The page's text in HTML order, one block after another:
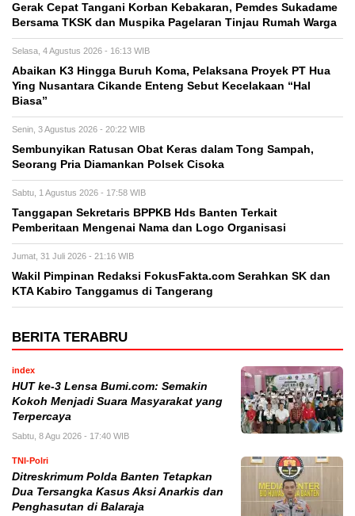
Gerak Cepat Tangani Korban Kebakaran, Pemdes Sukadame
Bersama TKSK dan Muspika Pagelaran Tinjau Rumah Warga
Selasa, 4 Agustus 2026 - 16:13 WIB
Abaikan K3 Hingga Buruh Koma, Pelaksana Proyek PT Hua
Ying Nusantara Cikande Enteng Sebut Kecelakaan “Hal
Biasa”
Senin, 3 Agustus 2026 - 20:22 WIB
Sembunyikan Ratusan Obat Keras dalam Tong Sampah,
Seorang Pria Diamankan Polsek Cisoka
Sabtu, 1 Agustus 2026 - 17:58 WIB
Tanggapan Sekretaris BPPKB Hds Banten Terkait
Pemberitaan Mengenai Nama dan Logo Organisasi
Jumat, 31 Juli 2026 - 21:16 WIB
Wakil Pimpinan Redaksi FokusFakta.com Serahkan SK dan
KTA Kabiro Tanggamus di Tangerang
BERITA TERABRU
index
HUT ke-3 Lensa Bumi.com: Semakin
Kokoh Menjadi Suara Masyarakat yang
Terpercaya
Sabtu, 8 Agu 2026 - 17:40 WIB
TNI-Polri
Ditreskrimum Polda Banten Tetapkan
Dua Tersangka Kasus Aksi Anarkis dan
Penghasutan di Balaraja